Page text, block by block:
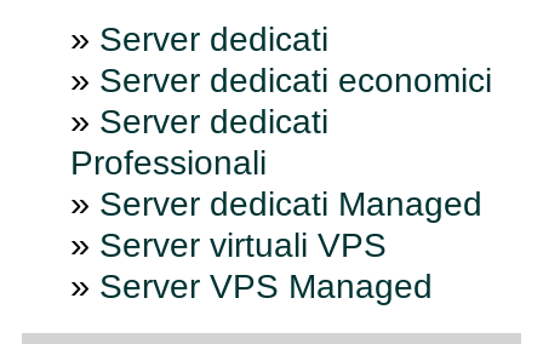
» Server dedicati
» Server dedicati economici
» Server dedicati
Professionali
» Server dedicati Managed
» Server virtuali VPS
» Server VPS Managed